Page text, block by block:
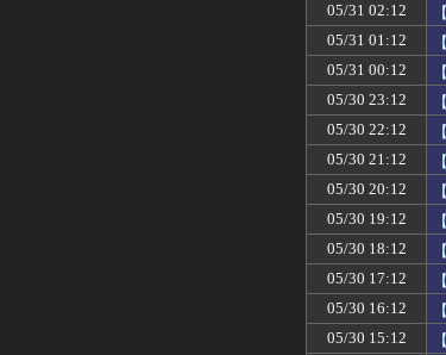
05/31 02:12
05/31 01:12
05/31 00:12
05/30 23:12
05/30 22:12
05/30 21:12
05/30 20:12
05/30 19:12
05/30 18:12
05/30 17:12
05/30 16:12
05/30 15:12